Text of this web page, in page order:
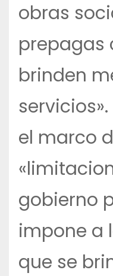
obras
prepagas
brinden
el marco
gobierno
impone a
que se